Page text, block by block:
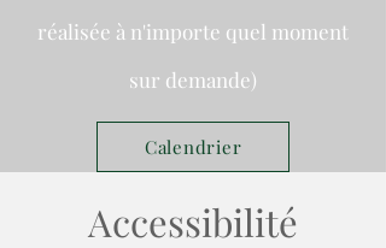
réalisée à n'importe quel moment
sur demande)
Calendrier
Accessibilité